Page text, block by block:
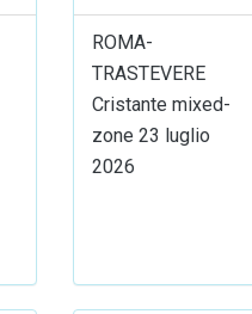
ROMA-
TRASTEVERE
Cristante mixed-
zone 23 luglio
2026